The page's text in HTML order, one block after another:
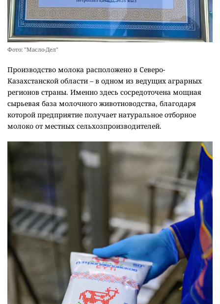
Фото: "Масло-Дел"
Производство молока расположено в Северо-
Казахстанской области – в одном из ведущих аграрных
регионов страны. Именно здесь сосредоточена мощная
сырьевая база молочного животноводства, благодаря
которой предприятие получает натуральное отборное
молоко от местных сельхозпроизводителей.